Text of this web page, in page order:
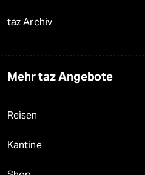
taz Archiv
Mehr taz Angebote
Reisen
Kantine